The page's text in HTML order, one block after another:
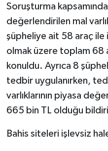
Soruşturma
değerlendirilen mal
şüpheliye ait 58 araç ile
olmak üzere toplam 68
konuldu. Ayrıca 8
tedbir uygulanırken,
varlıklarının piyasa
665 bin TL olduğu
Bahis siteleri işlevsiz